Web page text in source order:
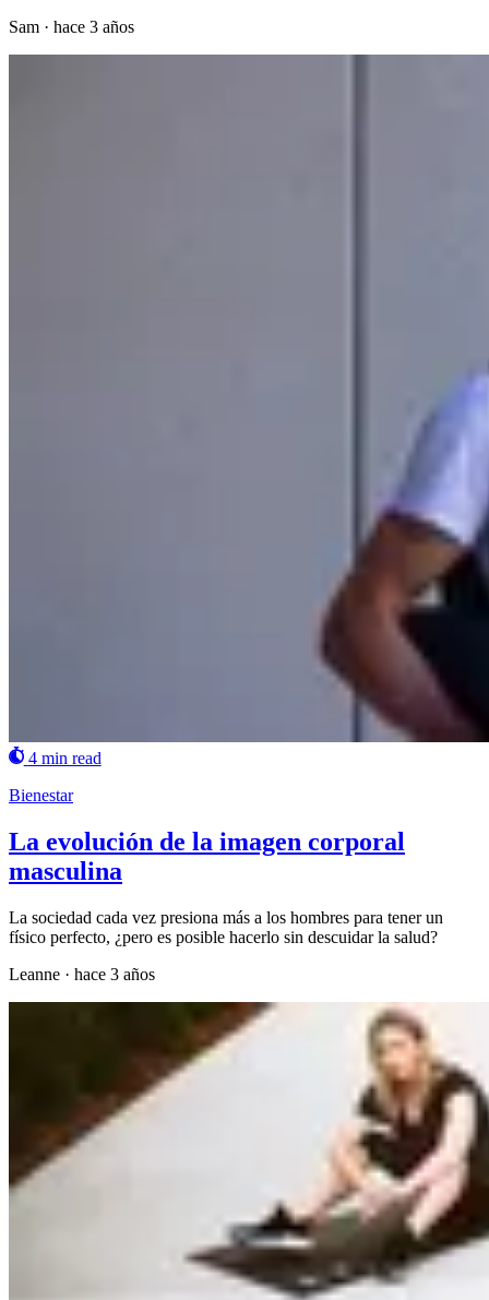
Sam · hace 3 años
4 min read
Bienestar
La evolución de la imagen corporal
masculina
La sociedad cada vez presiona más a los hombres para tener un
físico perfecto, ¿pero es posible hacerlo sin descuidar la salud?
Leanne · hace 3 años